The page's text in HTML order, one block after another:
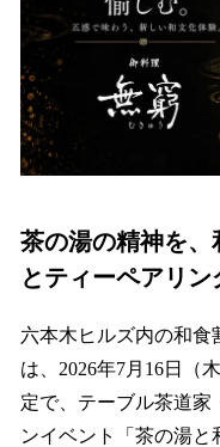
み
込
み
中
で
す
茶の湯の精神を
とティーペアリ
六本木ヒルズ内の和食
は、2026年7月16日（
定で、テーブル茶道家
ンイベント「茶の湯と